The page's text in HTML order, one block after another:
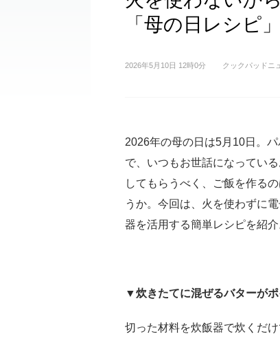
「母の日レシピ
2026年5月10日 12時0分 クックパッドニ
2026年の母の日は5月10日。
で、いつもお世話になってい
してもらうべく、ご飯を作る
うか。今回は、火を使わずに
器を活用する簡単レシピを紹介
▼炊きたてに混ぜるバターがポ
切った材料を炊飯器で炊くだ